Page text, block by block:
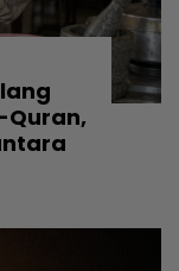
Quran,